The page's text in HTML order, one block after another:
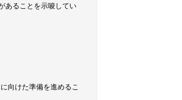
あることを示唆してい
向けた準備を進めるこ